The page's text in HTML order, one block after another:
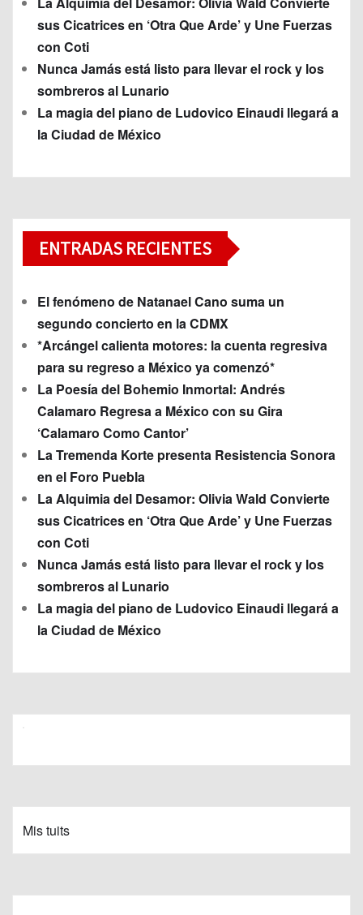
sus Cicatrices en ‘Otra Que Arde’ y Une Fuerzas
con Coti
Nunca Jamás está listo para llevar el rock y los
sombreros al Lunario
La magia del piano de Ludovico Einaudi llegará a
la Ciudad de México
ENTRADAS RECIENTES
El fenómeno de Natanael Cano suma un
segundo concierto en la CDMX
*Arcángel calienta motores: la cuenta regresiva
para su regreso a México ya comenzó*
La Poesía del Bohemio Inmortal: Andrés
Calamaro Regresa a México con su Gira
‘Calamaro Como Cantor’
La Tremenda Korte presenta Resistencia Sonora
en el Foro Puebla
La Alquimia del Desamor: Olivia Wald Convierte
sus Cicatrices en ‘Otra Que Arde’ y Une Fuerzas
con Coti
Nunca Jamás está listo para llevar el rock y los
sombreros al Lunario
La magia del piano de Ludovico Einaudi llegará a
la Ciudad de México
Mis tuits